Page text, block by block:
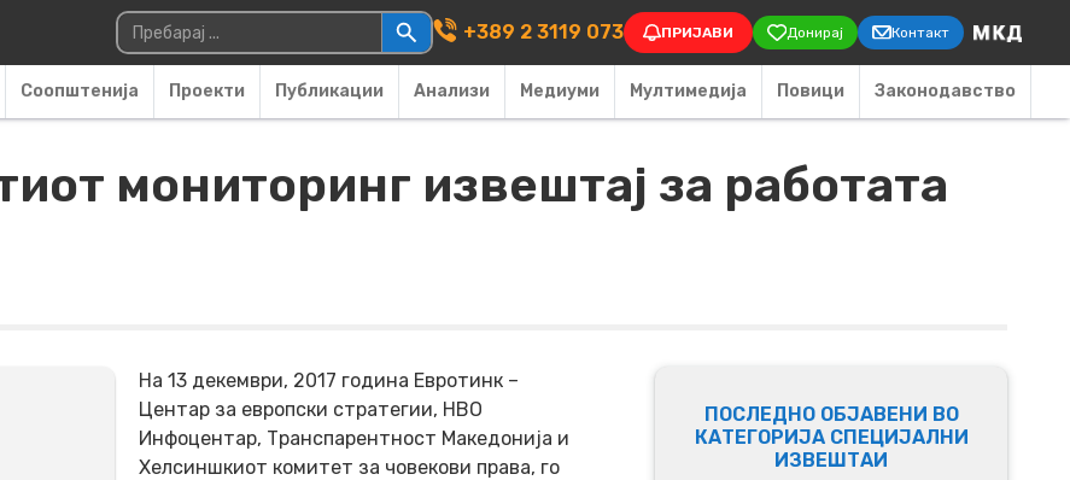
Main Navigation
Пребарувај за: +389 2 3119 073 ПРИЈАВИ Донирај Контакт
Соопштенија Проекти Публикации Анализи Медиуми Мултимедија Повици Законодавство
мониторинг извештај за работата
На 13 декември, 2017 година Евротинк –
Центар за европски стратегии, НВО
Инфоцентар, Транспарентност Македонија и
Хелсиншкиот комитет за човекови права, го
ПОСЛЕДНО ОБЈАВЕНИ ВО
КАТЕГОРИЈА СПЕЦИЈАЛНИ
ИЗВЕШТАИ